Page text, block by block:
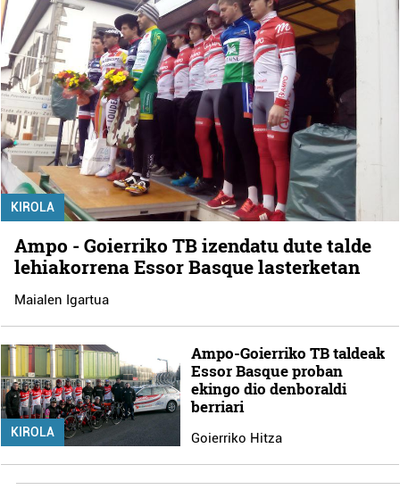
KIROLA
Ampo - Goierriko TB izendatu dute talde
lehiakorrena Essor Basque lasterketan
Maialen Igartua
KIROLA
Ampo-Goierriko TB taldeak
Essor Basque proban
ekingo dio denboraldi
berriari
Goierriko Hitza